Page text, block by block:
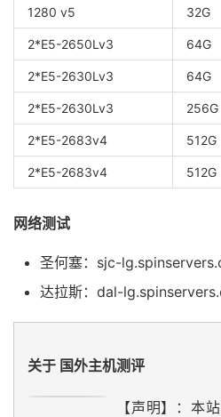
1280 v5 32G
2*E5-2650Lv3 64G
2*E5-2630Lv3 64G
2*E5-2630Lv3 256G
2*E5-2683v4 512G
2*E5-2683v4 512G
网络测试
圣何塞：sjc-
达拉斯：dal-
关于 国外主机测评
【声明】：本